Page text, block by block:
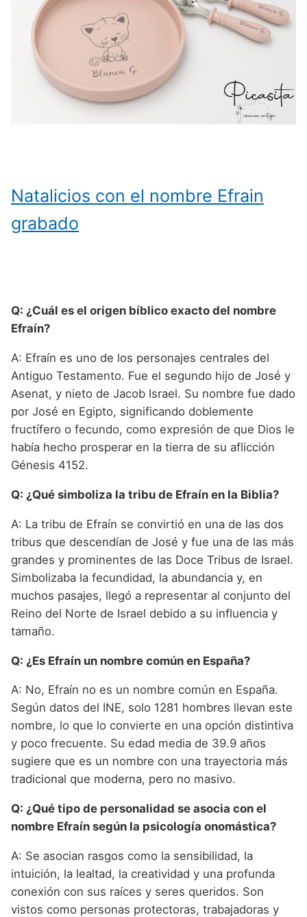
Natalicios con el nombre Efrain
grabado
Q: ¿Cuál es el origen bíblico exacto del nombre
Efraín?
A: Efraín es uno de los personajes centrales del
Antiguo Testamento. Fue el segundo hijo de José y
Asenat, y nieto de Jacob Israel. Su nombre fue dado
por José en Egipto, significando doblemente
fructífero o fecundo, como expresión de que Dios le
había hecho prosperar en la tierra de su aflicción
Génesis 4152.
Q: ¿Qué simboliza la tribu de Efraín en la Biblia?
A: La tribu de Efraín se convirtió en una de las dos
tribus que descendían de José y fue una de las más
grandes y prominentes de las Doce Tribus de Israel.
Simbolizaba la fecundidad, la abundancia y, en
muchos pasajes, llegó a representar al conjunto del
Reino del Norte de Israel debido a su influencia y
tamaño.
Q: ¿Es Efraín un nombre común en España?
A: No, Efraín no es un nombre común en España.
Según datos del INE, solo 1281 hombres llevan este
nombre, lo que lo convierte en una opción distintiva
y poco frecuente. Su edad media de 39.9 años
sugiere que es un nombre con una trayectoria más
tradicional que moderna, pero no masivo.
Q: ¿Qué tipo de personalidad se asocia con el
nombre Efraín según la psicología onomástica?
A: Se asocian rasgos como la sensibilidad, la
intuición, la lealtad, la creatividad y una profunda
conexión con sus raíces y seres queridos. Son
vistos como personas protectoras, trabajadoras y